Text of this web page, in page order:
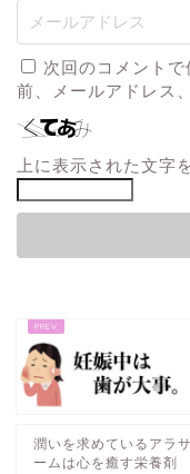
次回のコメント
前、メールアドレス
上に表示された文字
潤いを求めているアラ
ームは心を癒す栄養剤